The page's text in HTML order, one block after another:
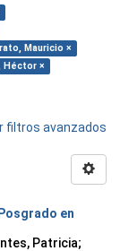
Mauricio ×
Héctor ×
filtros avanzados
en
Patricia;